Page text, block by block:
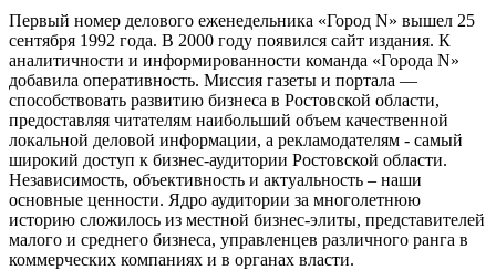
Первый номер делового еженедельника «Город N» вышел 25
сентября 1992 года. В 2000 году появился сайт издания. К
аналитичности и информированности команда «Города N»
добавила оперативность. Миссия газеты и портала —
способствовать развитию бизнеса в Ростовской области,
предоставляя читателям наибольший объем качественной
локальной деловой информации, а рекламодателям - самый
широкий доступ к бизнес-аудитории Ростовской области.
Независимость, объективность и актуальность – наши
основные ценности. Ядро аудитории за многолетнюю
историю сложилось из местной бизнес-элиты, представителей
малого и среднего бизнеса, управленцев различного ранга в
коммерческих компаниях и в органах власти.